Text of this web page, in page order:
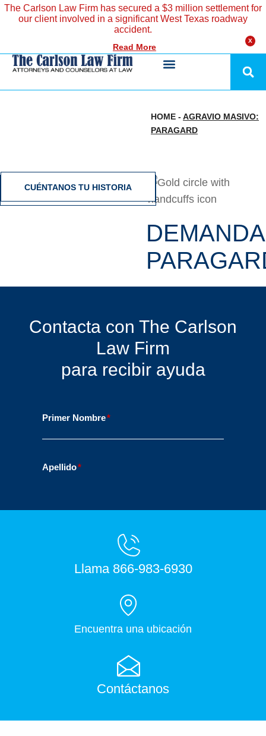
X
The Carlson Law Firm has secured a $3 million settlement for
our client involved in a significant West Texas roadway
accident.
Read More
CUÉNTANOS TU HISTORIA
HOME -AGRAVIO MASIVO:
PARAGARD
DEMANDA
Contacta con The Carlson
Law Firm
para recibir ayuda
Llama 866-983-6930
Encuentra una ubicación
Contáctanos